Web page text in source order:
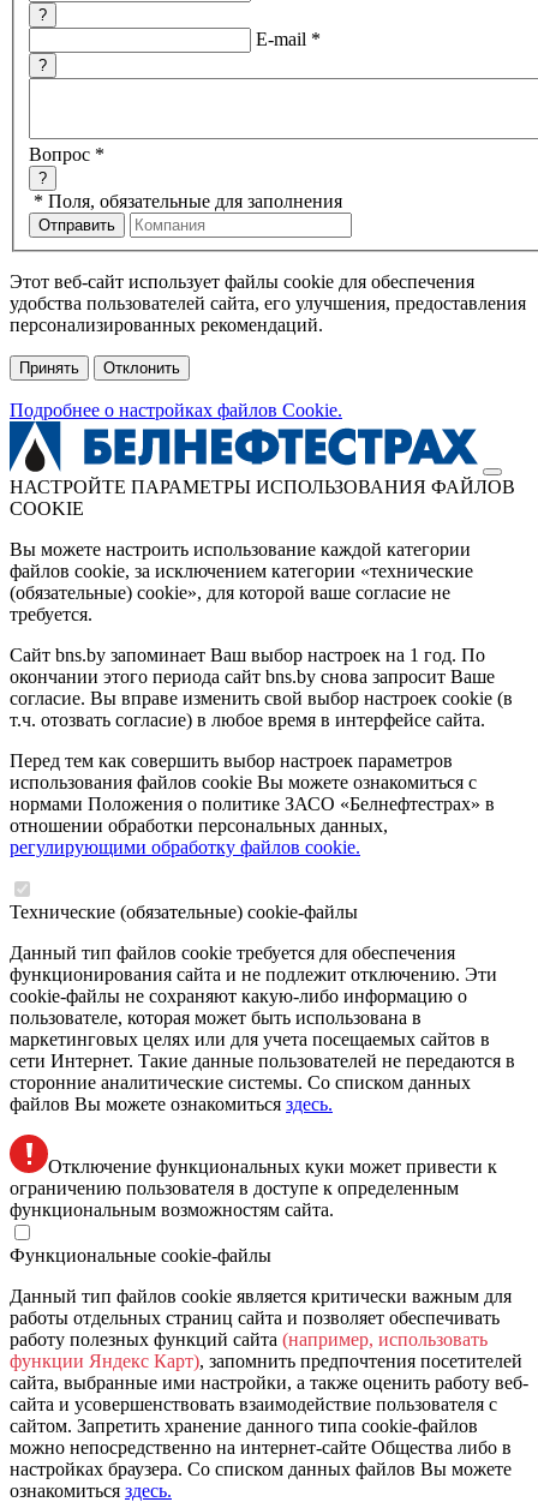
?
E-mail *
?
Вопрос *
?
* Поля, обязательные для заполнения
Этот веб-сайт использует файлы cookie для обеспечения
удобства пользователей сайта, его улучшения, предоставления
персонализированных рекомендаций.
Принять Отклонить
Подробнее о настройках файлов Cookie.
НАСТРОЙТЕ ПАРАМЕТРЫ ИСПОЛЬЗОВАНИЯ ФАЙЛОВ
COOKIE
Вы можете настроить использование каждой категории
файлов cookie, за исключением категории «технические
(обязательные) cookie», для которой ваше согласие не
требуется.
Сайт bns.by запоминает Ваш выбор настроек на 1 год. По
окончании этого периода сайт bns.by снова запросит Ваше
согласие. Вы вправе изменить свой выбор настроек cookie (в
т.ч. отозвать согласие) в любое время в интерфейсе сайта.
Перед тем как совершить выбор настроек параметров
использования файлов cookie Вы можете ознакомиться с
нормами Положения о политике ЗАСО «Белнефтестрах» в
отношении обработки персональных данных,
регулирующими обработку файлов cookie.
Технические (обязательные) cookie-файлы
Данный тип файлов cookie требуется для обеспечения
функционирования сайта и не подлежит отключению. Эти
сookie-файлы не сохраняют какую-либо информацию о
пользователе, которая может быть использована в
маркетинговых целях или для учета посещаемых сайтов в
сети Интернет. Такие данные пользователей не передаются в
сторонние аналитические системы. Со списком данных
файлов Вы можете ознакомиться здесь.
Отключение функциональных куки может привести к
ограничению пользователя в доступе к определенным
функциональным возможностям сайта.
Функциональные cookie-файлы
Данный тип файлов cookie является критически важным для
работы отдельных страниц сайта и позволяет обеспечивать
работу полезных функций сайта (например, использовать
функции Яндекс Карт), запомнить предпочтения посетителей
сайта, выбранные ими настройки, а также оценить работу веб-
сайта и усовершенствовать взаимодействие пользователя с
сайтом. Запретить хранение данного типа cookie-файлов
можно непосредственно на интернет-сайте Общества либо в
настройках браузера. Со списком данных файлов Вы можете
ознакомиться здесь.